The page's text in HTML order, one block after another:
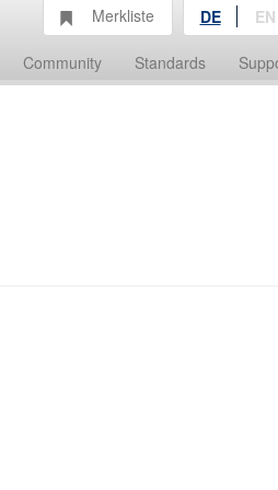
Community Standards
Merkliste DE EN